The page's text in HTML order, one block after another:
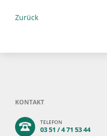
Zurück
KONTAKT
TELEFON
03 51 / 4 71 53 44